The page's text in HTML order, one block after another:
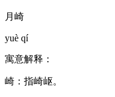
月崎
yuè qí
寓意解释：
崎：指崎岖。